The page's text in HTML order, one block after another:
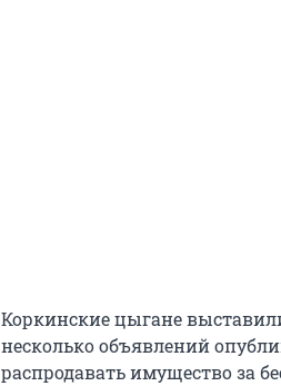
Коркинские цыгане
несколько объявлений
распродавать имущество за